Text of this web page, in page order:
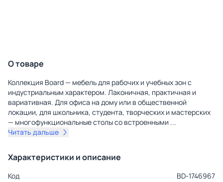
О товаре
Коллекция Board — мебель для рабочих и учебных зон с
индустриальным характером. Лаконичная, практичная и
вариативная. Для офиса на дому или в общественной
локации, для школьника, студента, творческих и мастерских
— многофункциональные столы со встроенными ...
Читать дальше
Характеристики и описание
Код
BD-1746967